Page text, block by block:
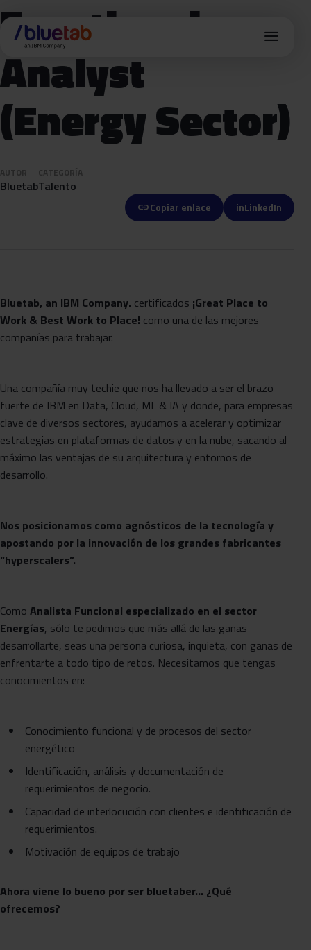
menu
Functional
Analyst
(Energy Sector)
AUTOR
Bluetab
CATEGORÍA
Talento
linkCopiar enlace inLinkedIn
Bluetab, an IBM Company. certificados ¡Great Place to
Work & Best Work to Place! como una de las mejores
compañías para trabajar.
Una compañía muy techie que nos ha llevado a ser el brazo
fuerte de IBM en Data, Cloud, ML & IA y donde, para empresas
clave de diversos sectores, ayudamos a acelerar y optimizar
estrategias en plataformas de datos y en la nube, sacando al
máximo las ventajas de su arquitectura y entornos de
desarrollo.
Nos posicionamos como agnósticos de la tecnología y
apostando por la innovación de los grandes fabricantes
“hyperscalers”.
Como Analista Funcional especializado en el sector
Energías, sólo te pedimos que más allá de las ganas
desarrollarte, seas una persona curiosa, inquieta, con ganas de
enfrentarte a todo tipo de retos. Necesitamos que tengas
conocimientos en:
Conocimiento funcional y de procesos del sector
energético
Identificación, análisis y documentación de
requerimientos de negocio.
Capacidad de interlocución con clientes e identificación de
requerimientos.
Motivación de equipos de trabajo
Ahora viene lo bueno por ser bluetaber… ¿Qué
ofrecemos?